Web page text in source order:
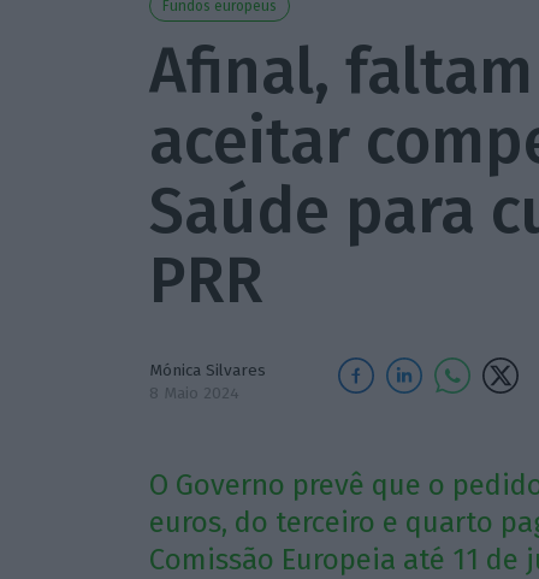
Fundos europeus
Afinal,
aceitar
Saúde para
PRR
Mónica Silvares
8 Maio 2024
O Governo prevê que o
euros, do terceiro e quarto
Comissão Europeia até 11 de